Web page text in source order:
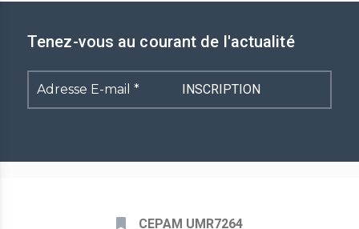
Tenez-vous au courant de l'actualité
Adresse
E-
CEPAM UMR7264